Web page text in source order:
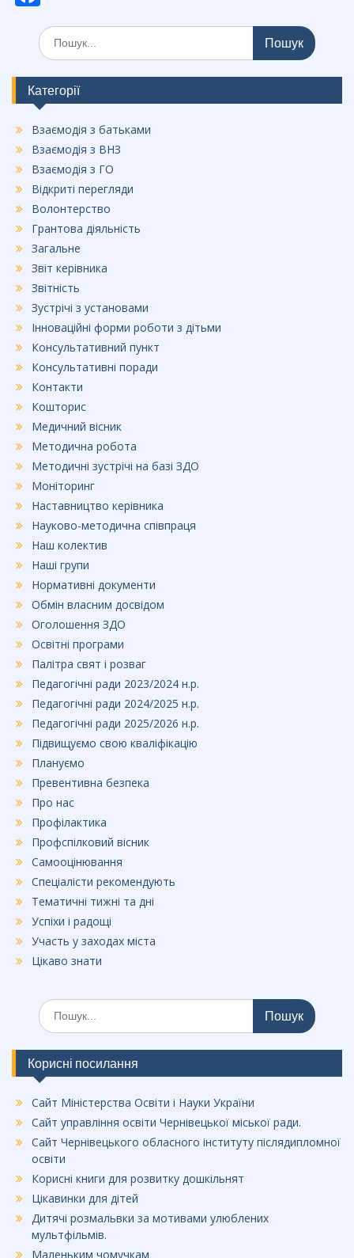
ac
e
b
o
o
k
Шукати:
Категорії
Взаємодія з батьками
Взаємодія з ВНЗ
Взаємодія з ГО
Відкриті перегляди
Волонтерство
Грантова діяльність
Загальне
Звіт керівника
Звітність
Зустрічі з установами
Інноваційні форми роботи з дітьми
Консультативний пункт
Консультативні поради
Контакти
Кошторис
Медичний вісник
Методична робота
Методичні зустрічі на базі ЗДО
Моніторинг
Наставництво керівника
Науково-методична співпраця
Наш колектив
Наші групи
Нормативні документи
Обмін власним досвідом
Оголошення ЗДО
Освітні програми
Палітра свят і розваг
Педагогічні ради 2023/2024 н.р.
Педагогічні ради 2024/2025 н.р.
Педагогічні ради 2025/2026 н.р.
Підвищуємо свою кваліфікацію
Плануємо
Превентивна безпека
Про нас
Профілактика
Профспілковий вісник
Самооцінювання
Спеціалісти рекомендують
Тематичні тижні та дні
Успіхи і радощі
Участь у заходах міста
Цікаво знати
Шукати:
Корисні посилання
Сайт Міністерства Освіти і Науки України
Сайт управління освіти Чернівецької міської ради.
Сайт Чернівецького обласного інституту післядипломної
освіти
Корисні книги для розвитку дошкільнят
Цікавинки для дітей
Дитячі розмальвки за мотивами улюблених
мультфільмів.
Маленьким чомучкам